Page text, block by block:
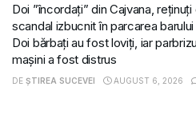
Doi ”încordați” din Cajvana, reținuți
scandal izbucnit în parcarea barului
Doi bărbați au fost loviți, iar
mașini a fost distrus
DE ȘTIREA SUCEVEI AUGUST 6, 2026